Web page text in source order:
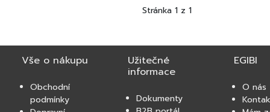
Stránka 1 z 1
Vše o nákupu
Obchodní
podmínky
Užitečné
informace
Dokumenty
EGIBI
O nás